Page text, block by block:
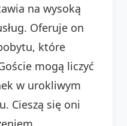
na wysoką
Oferuje on
które
mogą liczyć
w urokliwym
Cieszą się oni